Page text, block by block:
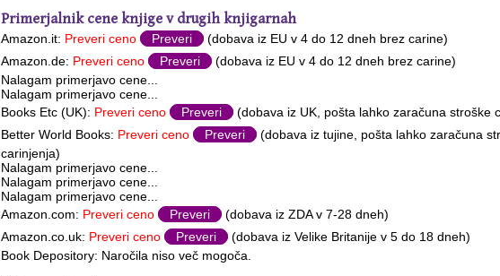
Primerjalnik cene knjige v drugih knjigarnah
Amazon.it: Preveri ceno Preveri
(dobava iz EU v 4 do 12 dneh brez carine)
Amazon.de: Preveri ceno Preveri
(dobava iz EU v 4 do 12 dneh brez carine)
Nalagam primerjavo cene...
Nalagam primerjavo cene...
Books Etc (UK): Preveri ceno Preveri
(dobava iz UK, pošta lahko zaračuna stroške
Better World Books: Preveri ceno Preveri
(dobava iz tujine, pošta lahko zaračuna
carinjenja)
Nalagam primerjavo cene...
Nalagam primerjavo cene...
Nalagam primerjavo cene...
Amazon.com: Preveri ceno Preveri
(dobava iz ZDA v 7-28 dneh)
Amazon.co.uk: Preveri ceno Preveri
(dobava iz Velike Britanije v 5 do 18 dneh)
Book Depository: Naročila niso več mogoča.